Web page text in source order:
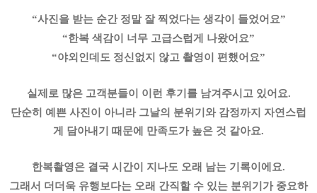
“사진을 받는 순간 정말 잘 찍었다는 생각이 들었어요”
“한복 색감이 너무 고급스럽게 나왔어요”
“야외인데도 정신없지 않고 촬영이 편했어요”
실제로 많은 고객분들이 이런 후기를 남겨주시고 있어요.
단순히 예쁜 사진이 아니라 그날의 분위기와 감정까지 자연스럽
게 담아내기 때문에 만족도가 높은 것 같아요.
한복촬영은 결국 시간이 지나도 오래 남는 기록이에요.
그래서 더더욱 유행보다는 오래 간직할 수 있는 분위기가 중요하